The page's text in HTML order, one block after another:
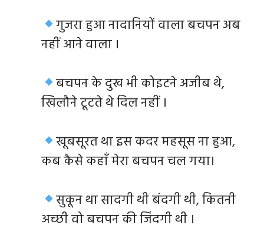
गुजरा हुआ नादानियों वाला बचपन अब
नहीं आने वाला ।
बचपन के दुख भी कोइटने अजीब थे,
खिलौने टूटते थे दिल नहीं ।
खूबसूरत था इस कदर महसूस ना हुआ,
कब कैसे कहाँ मेरा बचपन चल गया।
सुकून था सादगी थी बंदगी थी, कितनी
अच्छी वो बचपन की जिंदगी थी ।